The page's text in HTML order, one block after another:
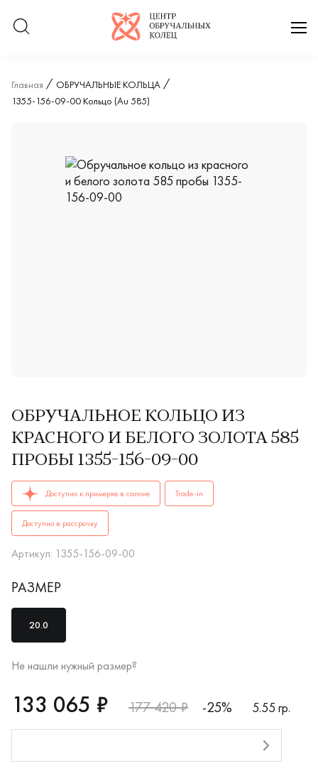
Логотип компании
Главная
ОБРУЧАЛЬНЫЕ КОЛЬЦА
1355-156-09-00 Кольцо (Au 585)
ОБРУЧАЛЬНОЕ КОЛЬЦО ИЗ
КРАСНОГО И БЕЛОГО ЗОЛОТА 585
ПРОБЫ 1355-156-09-00
ОБРУЧАЛЬНЫЕ КОЛЬЦА женские, мужские, парные 1355-
Доступно к примерке в салоне Trade-in
Доступно в рассрочку
Артикул: 1355-156-09-00
РАЗМЕР
20.0
Не нашли нужный размер?
RUB
133065
133 065 ₽ 177 420 ₽ -25%
5.55 гр.